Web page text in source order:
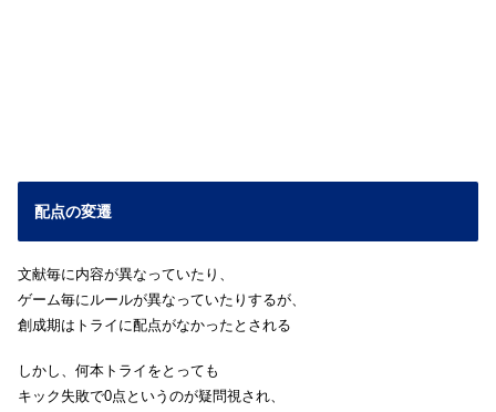
配点の変遷
文献毎に内容が異なっていたり、
ゲーム毎にルールが異なっていたりするが、
創成期はトライに配点がなかったとされる
しかし、何本トライをとっても
キック失敗で0点というのが疑問視され、